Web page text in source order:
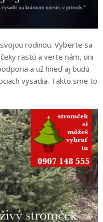
rodinou. Vyberte sa
rastú a verte nám, oni
a už hneď aj budú
vysadia. Takto sme to